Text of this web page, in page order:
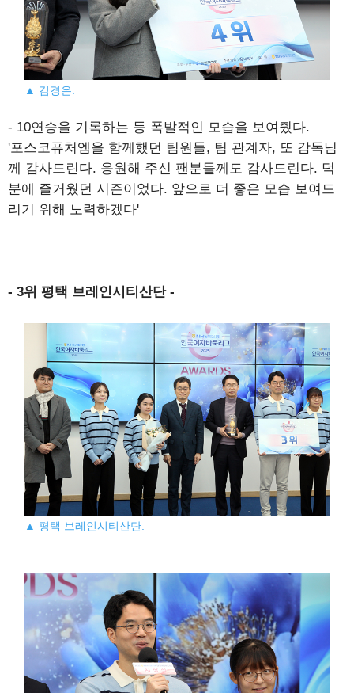
▲ 김경은.
- 10연승을 기록하는 등 폭발적인 모습을 보여줬다.
'포스코퓨처엠을 함께했던 팀원들, 팀 관계자, 또 감독님
께 감사드린다. 응원해 주신 팬분들께도 감사드린다. 덕
분에 즐거웠던 시즌이었다. 앞으로 더 좋은 모습 보여드
리기 위해 노력하겠다'
- 3위 평택 브레인시티산단 -
▲ 평택 브레인시티산단.